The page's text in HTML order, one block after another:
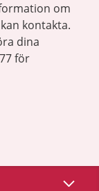
om
kontakta.
dina
för
Visa